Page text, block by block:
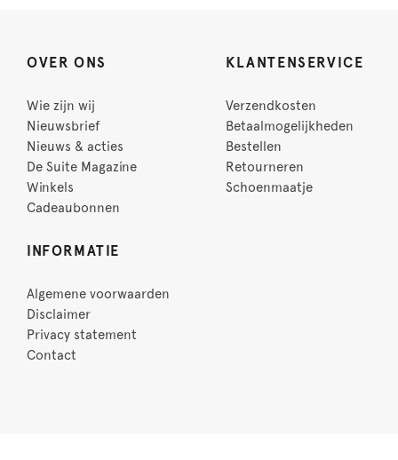
OVER ONS
Wie zijn wij
Nieuwsbrief
Nieuws & acties
De Suite Magazine
Winkels
Cadeaubonnen
KLANTENSERVICE
Verzendkosten
Betaalmogelijkheden
Bestellen
Retourneren
Schoenmaatje
INFORMATIE
Algemene voorwaarden
Disclaimer
Privacy statement
Contact